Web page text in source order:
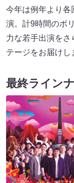
今年は例年より各
演。計9時間のボ
力な若手出演をさ
テージをお届けし
最終ライン